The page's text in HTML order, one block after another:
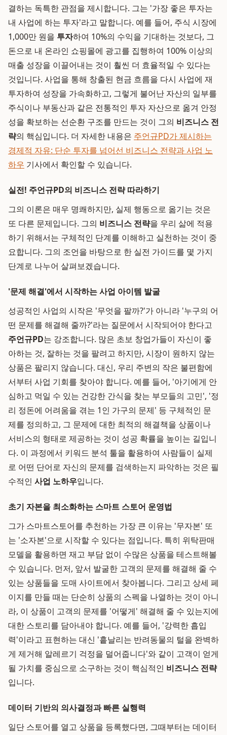
결하는 독특한 관점을 제시합니다. 그는 '가장 좋은 투자는
내 사업에 하는 투자'라고 말합니다. 예를 들어, 주식 시장에
1,000만 원을 투자하여 10%의 수익을 기대하는 것보다, 그
돈으로 내 온라인 쇼핑몰에 광고를 집행하여 100% 이상의
매출 성장을 이끌어내는 것이 훨씬 더 효율적일 수 있다는
것입니다. 사업을 통해 창출된 현금 흐름을 다시 사업에 재
투자하여 성장을 가속화하고, 그렇게 불어난 자산의 일부를
주식이나 부동산과 같은 전통적인 투자 자산으로 옮겨 안정
성을 확보하는 선순환 구조를 만드는 것이 그의 비즈니스 전
략의 핵심입니다. 더 자세한 내용은 주언규PD가 제시하는
경제적 자유: 단순 투자를 넘어선 비즈니스 전략과 사업 노
하우 기사에서 확인할 수 있습니다.
실전! 주언규PD의 비즈니스 전략 따라하기
그의 이론은 매우 명쾌하지만, 실제 행동으로 옮기는 것은
또 다른 문제입니다. 그의 비즈니스 전략을 우리 삶에 적용
하기 위해서는 구체적인 단계를 이해하고 실천하는 것이 중
요합니다. 그의 조언을 바탕으로 한 실전 가이드를 몇 가지
단계로 나누어 살펴보겠습니다.
'문제 해결'에서 시작하는 사업 아이템 발굴
성공적인 사업의 시작은 '무엇을 팔까?'가 아니라 '누구의 어
떤 문제를 해결해 줄까?'라는 질문에서 시작되어야 한다고
주언규PD는 강조합니다. 많은 초보 창업가들이 자신이 좋
아하는 것, 잘하는 것을 팔려고 하지만, 시장이 원하지 않는
상품은 팔리지 않습니다. 대신, 우리 주변의 작은 불편함에
서부터 사업 기회를 찾아야 합니다. 예를 들어, '아기에게 안
심하고 먹일 수 있는 건강한 간식을 찾는 부모들의 고민', '정
리 정돈에 어려움을 겪는 1인 가구의 문제' 등 구체적인 문
제를 정의하고, 그 문제에 대한 최적의 해결책을 상품이나
서비스의 형태로 제공하는 것이 성공 확률을 높이는 길입니
다. 이 과정에서 키워드 분석 툴을 활용하여 사람들이 실제
로 어떤 단어로 자신의 문제를 검색하는지 파악하는 것은 필
수적인 사업 노하우입니다.
초기 자본을 최소화하는 스마트 스토어 운영법
그가 스마트스토어를 추천하는 가장 큰 이유는 '무자본' 또
는 '소자본'으로 시작할 수 있다는 점입니다. 특히 위탁판매
모델을 활용하면 재고 부담 없이 수많은 상품을 테스트해볼
수 있습니다. 먼저, 앞서 발굴한 고객의 문제를 해결해 줄 수
있는 상품들을 도매 사이트에서 찾아봅니다. 그리고 상세 페
이지를 만들 때는 단순히 상품의 스펙을 나열하는 것이 아니
라, 이 상품이 고객의 문제를 '어떻게' 해결해 줄 수 있는지에
대한 스토리를 담아내야 합니다. 예를 들어, '강력한 흡입
력'이라고 표현하는 대신 '흩날리는 반려동물의 털을 완벽하
게 제거해 알레르기 걱정을 덜어줍니다'와 같이 고객이 얻게
될 가치를 중심으로 소구하는 것이 핵심적인 비즈니스 전략
입니다.
데이터 기반의 의사결정과 빠른 실행력
일단 스토어를 열고 상품을 등록했다면, 그때부터는 데이터